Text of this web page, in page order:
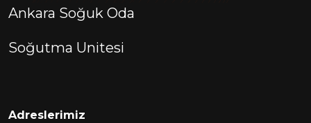
Ankara Soğuk Oda
Soğutma Unitesi
Adreslerimiz